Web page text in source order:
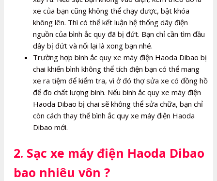
xe của bạn cũng không thể chạy được, bật khóa
không lên. Thì có thể kết luận hệ thống dây điện
nguồn của bình ắc quy đã bị đứt. Bạn chỉ cần tìm đầu
dây bị đứt và nối lại là xong bạn nhé.
Trường hợp bình ắc quy xe máy điện Haoda Dibao bị
chai khiến bình không thể tích điện bạn có thể mang
xe ra tiệm để kiểm tra, vì ở đó thợ sửa xe có đồng hồ
để đo chất lượng bình. Nếu bình ắc quy xe máy điện
Haoda Dibao bị chai sẽ không thể sửa chữa, bạn chỉ
còn cách thay thế bình ắc quy xe máy điện Haoda
Dibao mới.
2. Sạc xe máy điện Haoda Dibao
bao nhiêu vôn ?